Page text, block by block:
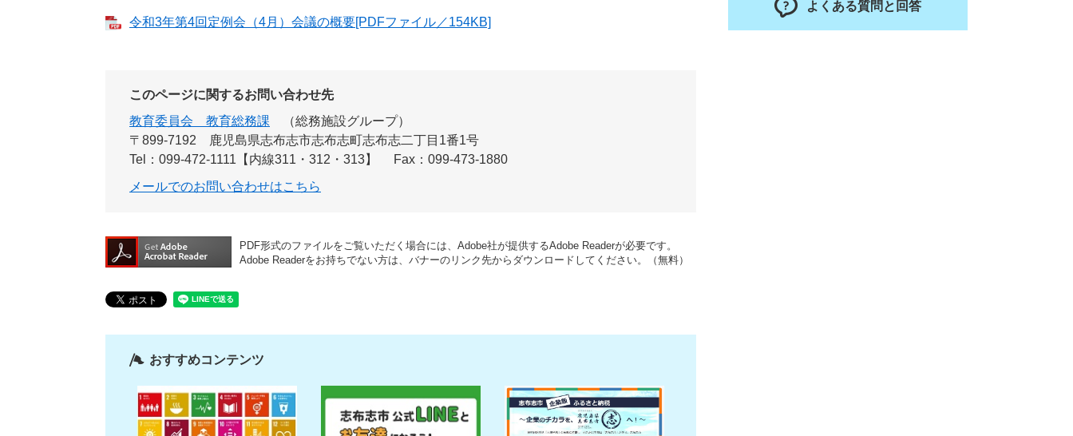
令和3年第4回定例会（4月）会議の概要[PDFファイル／154KB]
このページに関するお問い合わせ先
教育委員会 教育総務課
総務施設グループ
〒899-7192
鹿児島県志布志市志布志町志布志二丁目1番1号
Tel：099-472-1111【内線311・312・313】
Fax：099-473-1880
メールでのお問い合わせはこちら
PDF形式のファイルをご覧いただく場合には、Adobe社が提供するAdobe Readerが必要です。
Adobe Readerをお持ちでない方は、バナーのリンク先からダウンロードしてください。（無料）
おすすめコンテンツ
よくある質問と回答